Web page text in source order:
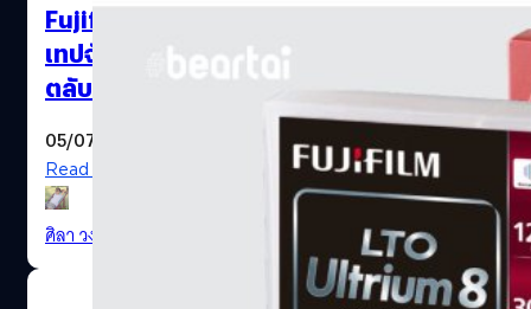
samsung-chip-plant-p2
Fujifilm ประกาศกร้าวอนาคตจะสร้าง
เทปจัดเก็บข้อมูลความจุ 400TB ใน
ตลับเดียว
05/07/2020
Read More
ศิลา วงศ์เจริญ